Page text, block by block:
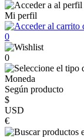
Mi perfil
0
0
Moneda
Según producto
$
USD
€